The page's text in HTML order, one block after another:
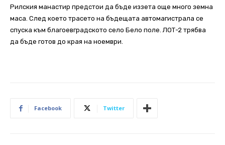
Рилския манастир предстои да бъде иззета още много земна
маса. След което трасето на бъдещата автомагистрала се
спуска към благоевградското село Бело поле. ЛОТ-2 трябва
да бъде готов до края на ноември.
Facebook Twitter